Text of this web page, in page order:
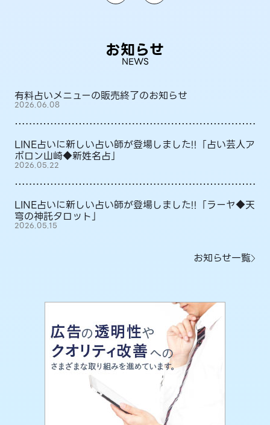
お知らせ
NEWS
有料占いメニューの販売終了のお知らせ
2026.06.08
LINE占いに新しい占い師が登場しました!!「占い芸人ア
ポロン山崎◆新姓名占」
2026.05.22
LINE占いに新しい占い師が登場しました!!「ラーヤ◆天
穹の神託タロット」
2026.05.15
お知らせ一覧